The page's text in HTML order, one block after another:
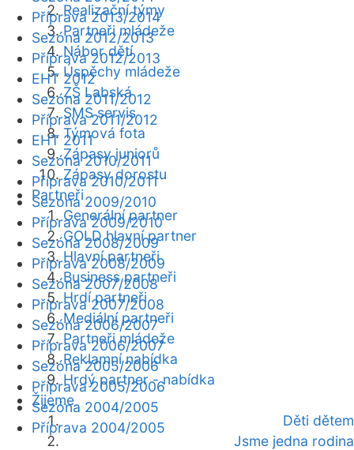
Realizační týmy
Partneři mládeže
Nábor dětí
Úspěchy mládeže
ZŠ Labská
SMS servis
Týmová fota
Zápasy juniorů
Zápasy dorostu
Partneři
Generální partner
GOLD hlavní partner
Hlavní partneři
Business partneři
Hrdí partneři
Mediální partneři
Partneři mládeže
Reklamní nabídka
Hrdý partner - nabídka
Žijeme
Děti dětem
Jsme jedna rodina
Příprava 2013/2014
Sezóna 2012/2013
Příprava 2012/2013
EHT 2012
Sezóna 2011/2012
Příprava 2011/2012
EHT 2011
Sezóna 2010/2011
Příprava 2010/2011
Sezóna 2009/2010
Příprava 2009/2010
Sezóna 2008/2009
Příprava 2008/2009
Sezóna 2007/2008
Příprava 2007/2008
Sezóna 2006/2007
Příprava 2006/2007
Sezóna 2005/2006
Příprava 2005/2006
Sezóna 2004/2005
Příprava 2004/2005